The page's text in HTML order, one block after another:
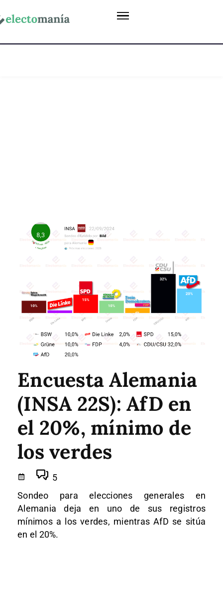
Encuesta Alemania
(INSA 22S): AfD en
el 20%, mínimo de
los verdes
5
Sondeo para elecciones generales en
Alemania deja en uno de sus registros
mínimos a los verdes, mientras AfD se sitúa
en el 20%.